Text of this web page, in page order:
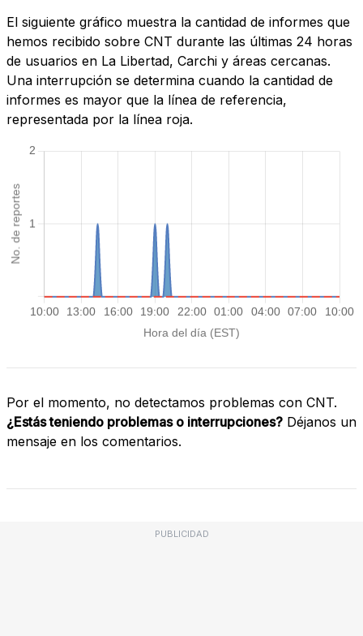
El siguiente gráfico muestra la cantidad de informes que
hemos recibido sobre CNT durante las últimas 24 horas
de usuarios en La Libertad, Carchi y áreas cercanas.
Una interrupción se determina cuando la cantidad de
informes es mayor que la línea de referencia,
representada por la línea roja.
Por el momento, no detectamos problemas con CNT.
¿Estás teniendo problemas o interrupciones? Déjanos un
mensaje en los comentarios.
PUBLICIDAD